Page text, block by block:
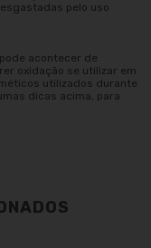
pelo uso
acontecer de
oxidação se utilizar em
utilizados durante
dicas acima, para